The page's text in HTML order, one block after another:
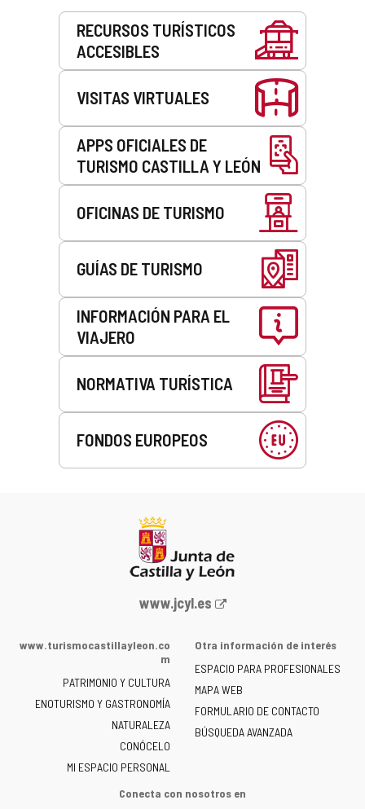
RECURSOS TURÍSTICOS
ACCESIBLES
VISITAS VIRTUALES
APPS OFICIALES DE
TURISMO CASTILLA Y LEÓN
OFICINAS DE TURISMO
GUÍAS DE TURISMO
INFORMACIÓN PARA EL
VIAJERO
NORMATIVA TURÍSTICA
FONDOS EUROPEOS
Portal
la
de
Castilla
y
León
-
www.jcyl.es
www.turismocastillayleon.co
m
PATRIMONIO Y CULTURA
ENOTURISMO Y GASTRONOMÍA
NATURALEZA
CONÓCELO
MI ESPACIO PERSONAL
Otra información de interés
ESPACIO PARA PROFESIONALES
MAPA WEB
FORMULARIO DE CONTACTO
BÚSQUEDA AVANZADA
Conecta con nosotros en